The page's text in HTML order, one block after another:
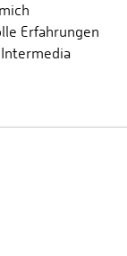
Erfahrungen